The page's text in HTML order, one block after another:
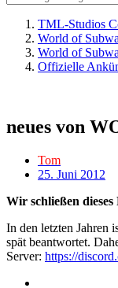
TML-Studios
World of
World of
Offizielle
neues von
Tom
25. Juni 2012
Wir schließen
In den letzten Jahren
spät beantwortet.
Server: https://